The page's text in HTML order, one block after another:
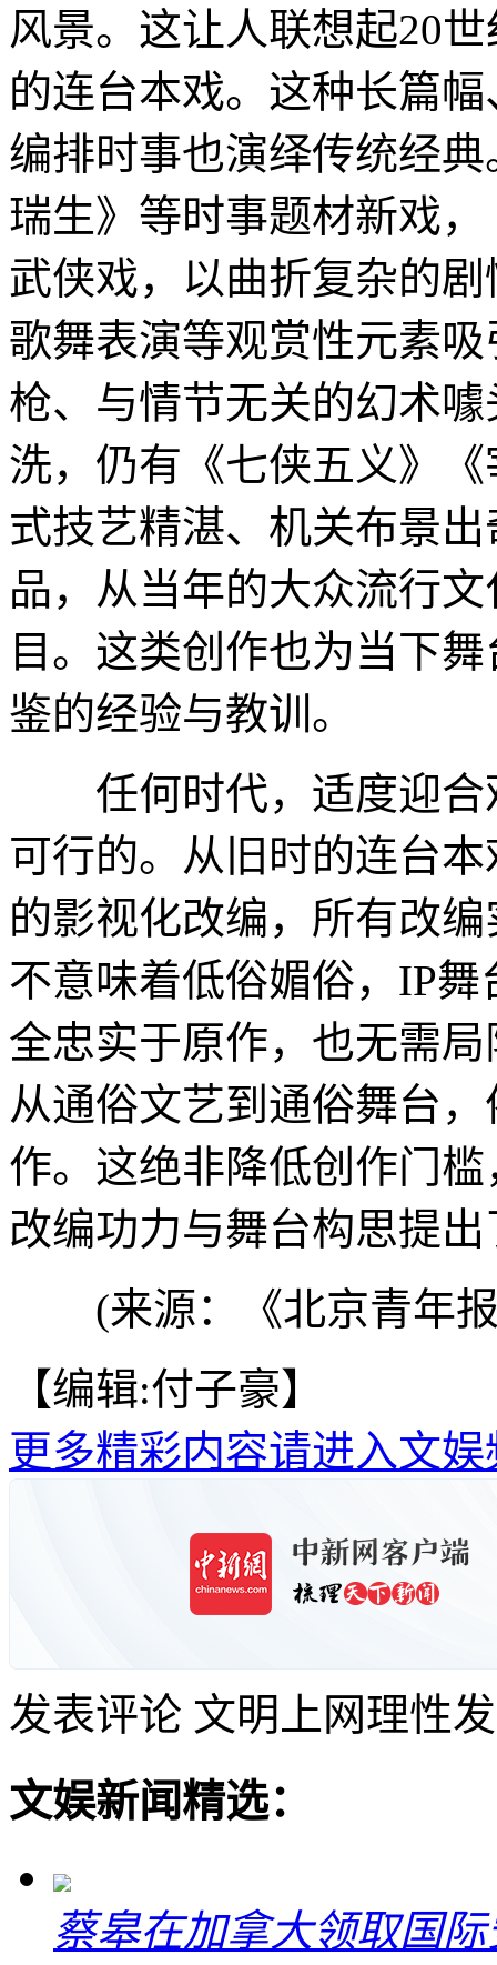
风景。这让人联想起20
的连台本戏。这种长篇
编排时事也演绎传统经
瑞生》等时事题材新戏
武侠戏，以曲折复杂的
歌舞表演等观赏性元素
枪、与情节无关的幻术
洗，仍有《七侠五义》
式技艺精湛、机关布景
品，从当年的大众流行
目。这类创作也为当下
鉴的经验与教训。
任何时代，适度迎合
可行的。从旧时的连台
的影视化改编，所有改
不意味着低俗媚俗，IP
全忠实于原作，也无需
从通俗文艺到通俗舞台
作。这绝非降低创作门
改编功力与舞台构思提
(来源：《北京青年
【编辑:付子豪】
更多精彩内容请进入文娱
发表评论 文明上网理性
文娱新闻精选：
蔡皋在加拿大领取国